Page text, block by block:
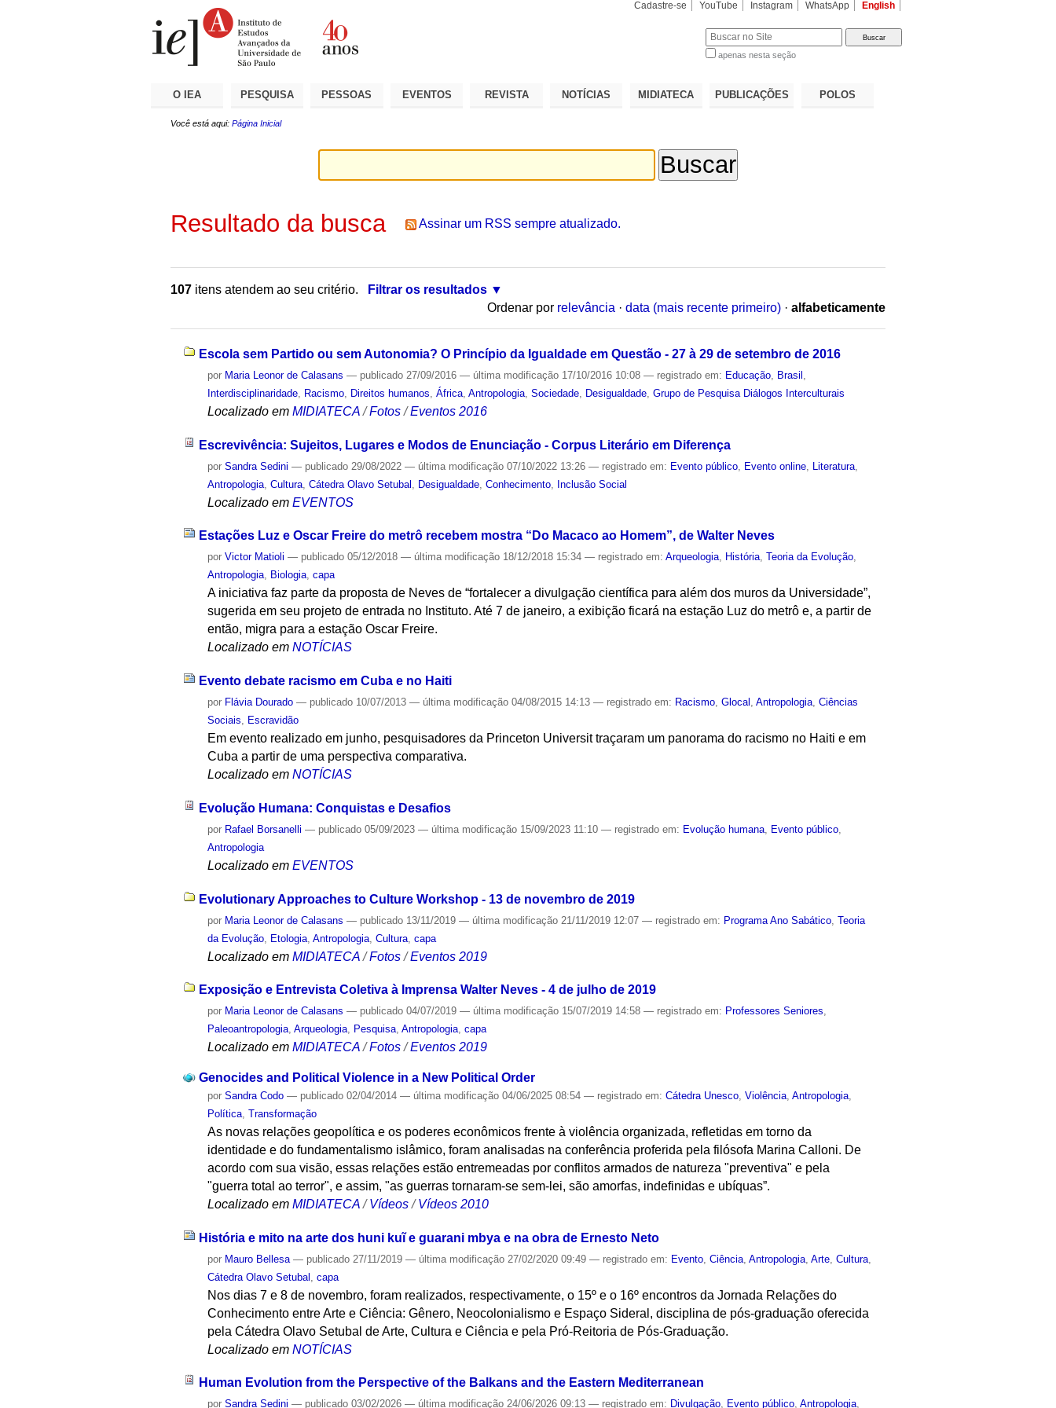
Cadastre-se YouTube Instagram WhatsApp English
apenas nesta seção
O IEA PESQUISA PESSOAS EVENTOS REVISTA NOTÍCIAS MIDIATECA PUBLICAÇÕES POLOS
Você está aqui: Página Inicial
Resultado da busca Assinar um RSS sempre atualizado.
107 itens atendem ao seu critério.
Filtrar os resultados
Ordenar por relevância · data (mais recente primeiro) · alfabeticamente
Escola sem Partido ou sem Autonomia? O Princípio da Igualdade em Questão - 27 à 29 de setembro de 2016
por Maria Leonor de Calasans — publicado 27/09/2016— última modificação 17/10/2016 10:08— registrado em: Educação Brasil
Interdisciplinaridade
Racismo Direitos humanos ,África ,Antropologia ,Sociedade Desigualdade ,Grupo de Pesquisa Diálogos Interculturais
Localizado em MIDIATECA /Fotos /Eventos 2016
Escrevivência: Sujeitos, Lugares e Modos de Enunciação - Corpus Literário em Diferença
porSandra Sedini — publicado 29/08/2022— última modificação 07/10/2022 13:26— registrado em: Evento público Evento online Literatura
Antropologia ,Cultura ,Cátedra Olavo Setubal Desigualdade ,Conhecimento Inclusão Social
Localizado em EVENTOS
Estações Luz e Oscar Freire do metrô recebem mostra “Do Macaco ao Homem”, de Walter Neves
porVictor Matioli — publicado 05/12/2018— última modificação 18/12/2018 15:34— registrado em:Arqueologia, História,Teoria da Evolução,
Antropologia, Biologia,capa
A iniciativa faz parte da proposta de Neves de “fortalecer a divulgação científica para além dos muros da Universidade”,
sugerida em seu projeto de entrada no Instituto. Até 7 de janeiro, a exibição ficará na estação Luz do metrô e, a partir de
então, migra para a estação Oscar Freire.
Localizado em NOTÍCIAS
Evento debate racismo em Cuba e no Haiti
por Flávia Dourado — publicado 10/07/2013— última modificação 04/08/2015 14:13— registrado em: Racismo,Glocal ,Antropologia,Ciências
Sociais, Escravidão
Em evento realizado em junho, pesquisadores da Princeton Universit traçaram um panorama do racismo no Haiti e em
Cuba a partir de uma perspectiva comparativa.
Localizado em NOTÍCIAS
Evolução Humana: Conquistas e Desafios
por Rafael Borsanelli — publicado 05/09/2023— última modificação 15/09/2023 11:10— registrado em: Evolução humana Evento público
Antropologia
Localizado em EVENTOS
Evolutionary Approaches to Culture Workshop - 13 de novembro de 2019
por Maria Leonor de Calasans — publicado 13/11/2019— última modificação 21/11/2019 12:07— registrado em: Programa Ano Sabático ,Teoria
da Evolução Etologia ,Antropologia ,Cultura ,capa
Localizado em MIDIATECA /Fotos /Eventos 2019
Exposição e Entrevista Coletiva à Imprensa Walter Neves - 4 de julho de 2019
por Maria Leonor de Calasans — publicado 04/07/2019— última modificação 15/07/2019 14:58— registrado em: Professores Seniores,
Paleoantropologia,Arqueologia, Pesquisa,Antropologia,capa
Localizado em MIDIATECA /Fotos /Eventos 2019
Genocides and Political Violence in a New Political Order
porSandra Codo — publicado 02/04/2014— última modificação 04/06/2025 08:54— registrado em:Cátedra Unesco ,Violência ,Antropologia
Política ,Transformação
As novas relações geopolítica e os poderes econômicos frente à violência organizada, refletidas em torno da
identidade e do fundamentalismo islâmico, foram analisadas na conferência proferida pela filósofa Marina Calloni. De
acordo com sua visão, essas relações estão entremeadas por conflitos armados de natureza "preventiva" e pela
"guerra total ao terror", e assim, "as guerras tornaram-se sem-lei, são amorfas, indefinidas e ubíquas”.
Localizado em MIDIATECA /Vídeos /Vídeos 2010
História e mito na arte dos huni kuĩ e guarani mbya e na obra de Ernesto Neto
por Mauro Bellesa — publicado 27/11/2019— última modificação 27/02/2020 09:49— registrado em: Evento ,Ciência ,Antropologia ,Arte ,Cultura
Cátedra Olavo Setubal ,capa
Nos dias 7 e 8 de novembro, foram realizados, respectivamente, o 15º e o 16º encontros da Jornada Relações do
Conhecimento entre Arte e Ciência: Gênero, Neocolonialismo e Espaço Sideral, disciplina de pós-graduação oferecida
pela Cátedra Olavo Setubal de Arte, Cultura e Ciência e pela Pró-Reitoria de Pós-Graduação.
Localizado em NOTÍCIAS
Human Evolution from the Perspective of the Balkans and the Eastern Mediterranean
porSandra Sedini — publicado 03/02/2026— última modificação 24/06/2026 09:13— registrado em: Divulgação, Evento público,Antropologia,